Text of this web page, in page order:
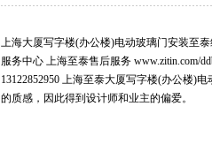
上海大厦写字楼(办公楼)电动玻璃门安装至
服务中心 上海至泰售后服务 www.zitin.com/
13122852950 上海至泰大厦写字楼(办公楼)
的质感，因此得到设计师和业主的偏爱。